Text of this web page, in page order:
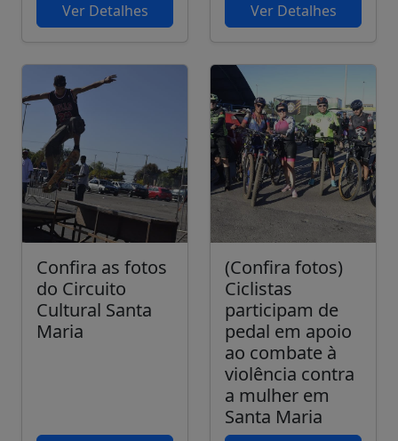
Ver Detalhes Ver Detalhes
Confira as fotos
do Circuito
Cultural Santa
Maria
(Confira fotos)
Ciclistas
participam de
pedal em apoio
ao combate à
violência contra
a mulher em
Santa Maria